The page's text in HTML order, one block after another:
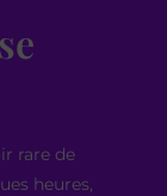
rare de
heures,